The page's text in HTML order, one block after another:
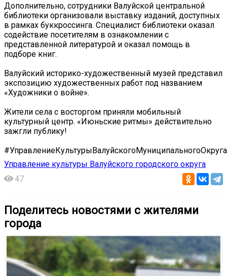
Дополнительно, сотрудники Валуйской центральной
библиотеки организовали выставку изданий, доступных
в рамках буккроссинга. Специалист библиотеки оказал
содействие посетителям в ознакомлении с
представленной литературой и оказал помощь в
подборе книг.
Валуйский историко-художественный музей представил
экспозицию художественных работ под названием
«Художники о войне».
Жители села с восторгом приняли мобильный
культурный центр. «Июньские ритмы» действительно
зажгли публику!
#УправлениеКультурыВалуйскогоМуниципальногоОкруга
Управление культуры Валуйского городского округа
47
Поделитесь новостями с жителями
города